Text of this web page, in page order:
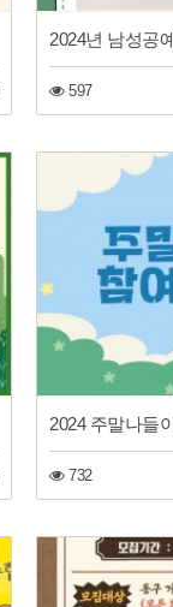
2024년 남성공
597
2024 주말나들
732